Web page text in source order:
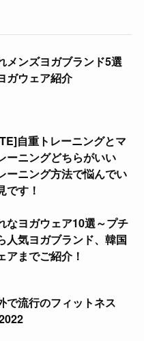
メンズヨガブランド5選
ガウェア紹介
自重トレーニングとマ
ーニングどちらがいい
ーニング方法で悩んでい
です！
なヨガウェア10選～プチ
人気ヨガブランド、韓国
アまでご紹介！
で流行のフィットネス